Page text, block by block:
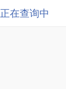
正在查询中